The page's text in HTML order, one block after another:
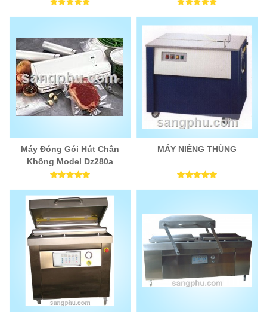
Máy Đóng Gói Hút Chân
Không Model Dz280a
MÁY NIỀNG THÙNG